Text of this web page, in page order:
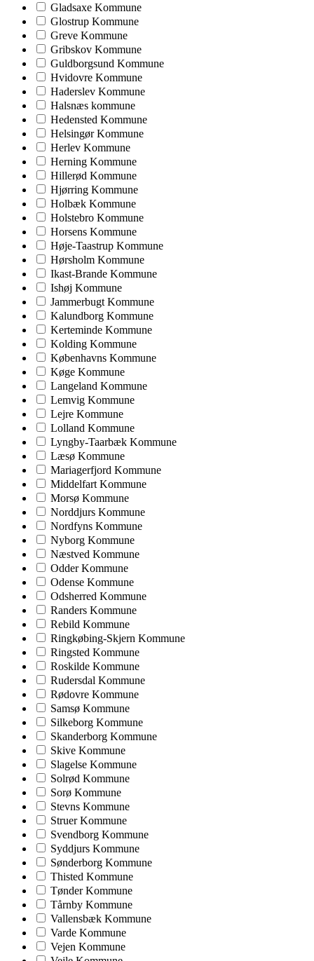
Gladsaxe Kommune
Glostrup Kommune
Greve Kommune
Gribskov Kommune
Guldborgsund Kommune
Hvidovre Kommune
Haderslev Kommune
Halsnæs kommune
Hedensted Kommune
Helsingør Kommune
Herlev Kommune
Herning Kommune
Hillerød Kommune
Hjørring Kommune
Holbæk Kommune
Holstebro Kommune
Horsens Kommune
Høje-Taastrup Kommune
Hørsholm Kommune
Ikast-Brande Kommune
Ishøj Kommune
Jammerbugt Kommune
Kalundborg Kommune
Kerteminde Kommune
Kolding Kommune
Københavns Kommune
Køge Kommune
Langeland Kommune
Lemvig Kommune
Lejre Kommune
Lolland Kommune
Lyngby-Taarbæk Kommune
Læsø Kommune
Mariagerfjord Kommune
Middelfart Kommune
Morsø Kommune
Norddjurs Kommune
Nordfyns Kommune
Nyborg Kommune
Næstved Kommune
Odder Kommune
Odense Kommune
Odsherred Kommune
Randers Kommune
Rebild Kommune
Ringkøbing-Skjern Kommune
Ringsted Kommune
Roskilde Kommune
Rudersdal Kommune
Rødovre Kommune
Samsø Kommune
Silkeborg Kommune
Skanderborg Kommune
Skive Kommune
Slagelse Kommune
Solrød Kommune
Sorø Kommune
Stevns Kommune
Struer Kommune
Svendborg Kommune
Syddjurs Kommune
Sønderborg Kommune
Thisted Kommune
Tønder Kommune
Tårnby Kommune
Vallensbæk Kommune
Varde Kommune
Vejen Kommune